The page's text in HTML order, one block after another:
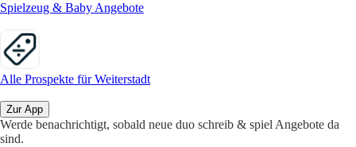
Spielzeug & Baby Angebote
Alle Prospekte für Weiterstadt
Zur App
Werde benachrichtigt, sobald neue duo schreib & spiel Angebote da
sind.